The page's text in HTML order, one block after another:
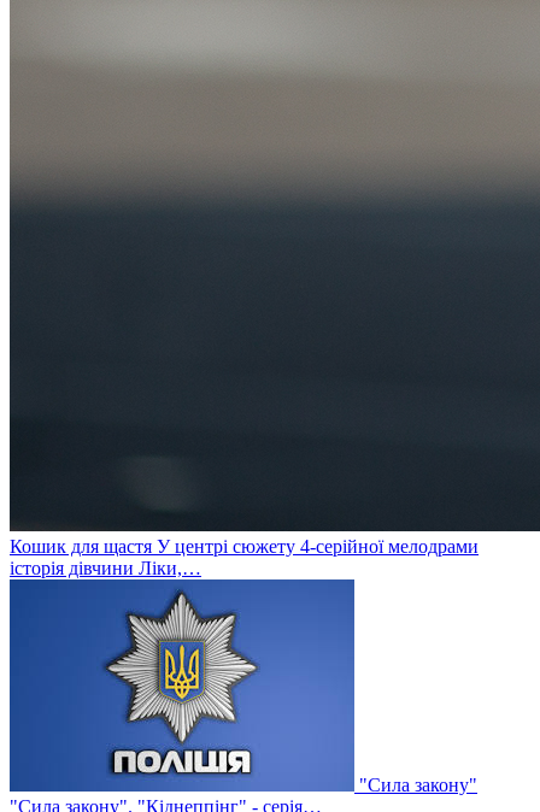
Кошик для щастя У центрі сюжету 4-серійної мелодрами
історія дівчини Ліки,…
"Сила закону"
"Сила закону". "Кіднеппінг" - серія…